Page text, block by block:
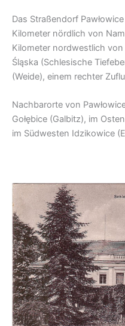
Das Straßendorf
Kilometer nördlich von
Kilometer nordwestlich
Śląska (Schlesische
(Weide), einem rechter
Nachbarorte von
Gołębice (Galbitz), im
im Südwesten Idzikowice